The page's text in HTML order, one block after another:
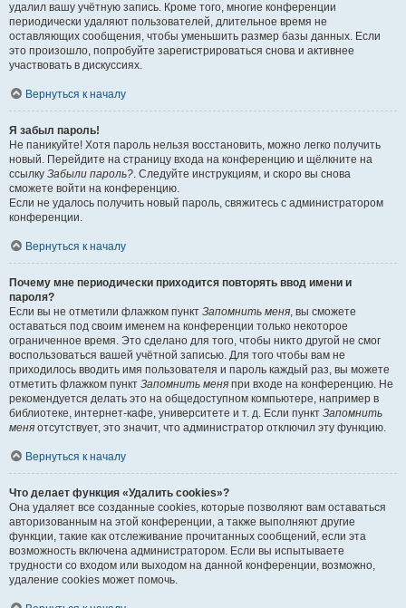
удалил вашу учётную запись. Кроме того, многие конференции
периодически удаляют пользователей, длительное время не
оставляющих сообщения, чтобы уменьшить размер базы данных. Если
это произошло, попробуйте зарегистрироваться снова и активнее
участвовать в дискуссиях.
Вернуться к началу
Я забыл пароль!
Не паникуйте! Хотя пароль нельзя восстановить, можно легко получить
новый. Перейдите на страницу входа на конференцию и щёлкните на
ссылку Забыли пароль?. Следуйте инструкциям, и скоро вы снова
сможете войти на конференцию.
Если не удалось получить новый пароль, свяжитесь с администратором
конференции.
Вернуться к началу
Почему мне периодически приходится повторять ввод имени и
пароля?
Если вы не отметили флажком пункт Запомнить меня, вы сможете
оставаться под своим именем на конференции только некоторое
ограниченное время. Это сделано для того, чтобы никто другой не смог
воспользоваться вашей учётной записью. Для того чтобы вам не
приходилось вводить имя пользователя и пароль каждый раз, вы можете
отметить флажком пункт Запомнить меня при входе на конференцию. Не
рекомендуется делать это на общедоступном компьютере, например в
библиотеке, интернет-кафе, университете и т. д. Если пункт Запомнить
меня отсутствует, это значит, что администратор отключил эту функцию.
Вернуться к началу
Что делает функция «Удалить cookies»?
Она удаляет все созданные cookies, которые позволяют вам оставаться
авторизованным на этой конференции, а также выполняют другие
функции, такие как отслеживание прочитанных сообщений, если эта
возможность включена администратором. Если вы испытываете
трудности со входом или выходом на данной конференции, возможно,
удаление cookies может помочь.